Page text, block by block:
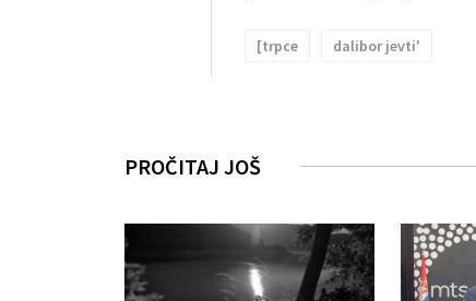
[trpce dalibor jevti'
PROČITAJ JOŠ